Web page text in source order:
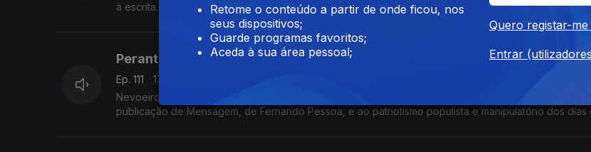
à escrita. Luís Caetano conversa com Lídia Jorge e João Céu e Silva. A escritora faz hoje 80 anos.
Perante a escravatura e a matança, o astrolábio empalidece.
Ep. 111
17 jun. 2026
Nevoeiro - uma investigação, o novo livro de Pedro Eiras, publicado pela Assírio & Alvim leva-nos ao
publicação de Mensagem, de Fernando Pessoa, e ao patriotismo populista e manipulatório dos dias
Retome o conteúdo a partir de onde ficou, nos
seus dispositivos;
Guarde programas favoritos;
Aceda à sua área pessoal;
Quero registar-me
Entrar